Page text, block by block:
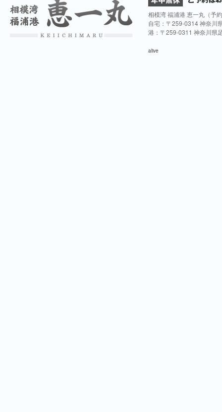
相模湾 福浦港 恵一丸（予
自宅：〒259-0314 神奈川
港：〒259-0311 神奈川県
alive